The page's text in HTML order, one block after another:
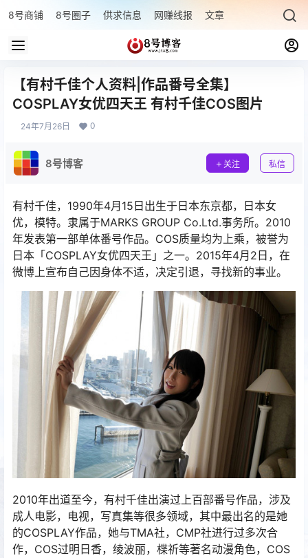
8号商铺 8号圈子 供求信息 网赚线报 文章专题 最新文章
【有村千佳个人资料|作品番号全集】
COSPLAY女优四天王 有村千佳COS图片
24年7月26日 0
8号博客 关注 私信
有村千佳，1990年4月15日出生于日本东京都，日本女
优，模特。隶属于MARKS GROUP Co.Ltd.事务所。2010
年发表第一部单体番号作品。COS质量均为上乘，被誉为
日本「COSPLAY女优四天王」之一。2015年4月2日，在
微博上宣布自己因身体不适，决定引退，寻找新的事业。
2010年出道至今，有村千佳出演过上百部番号作品，涉及
成人电影，电视，写真集等很多领域，其中最出名的是她
的COSPLAY作品，她与TMA社，CMP社进行过多次合
作，COS过明日香，绫波丽，楪祈等著名动漫角色，COS